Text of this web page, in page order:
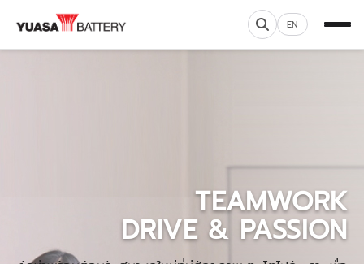
EN
TEAMWORK
DRIVE & PASSION